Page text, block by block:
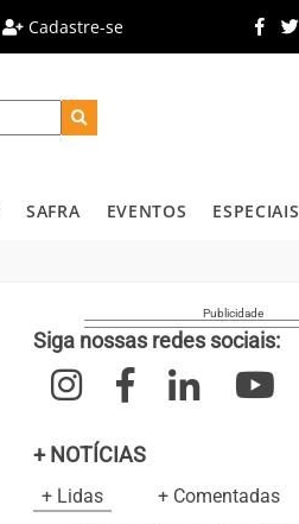
Cadastre-se
SAFRA EVENTOS ESPECIAIS
Siga nossas redes sociais:
+ NOTÍCIAS
+ Lidas + Comentadas